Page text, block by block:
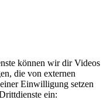
können wir dir Videos
die von externen
Einwilligung setzen
ein: